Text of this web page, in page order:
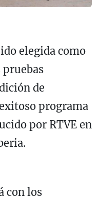
elegida como
pruebas
de
programa
por RTVE en
con los